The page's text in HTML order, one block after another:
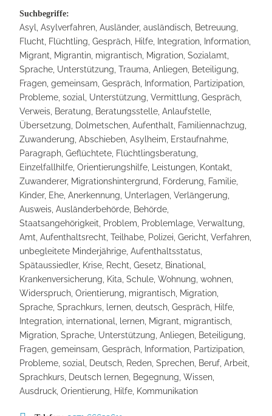
Suchbegriffe:
Asyl, Asylverfahren, Ausländer, ausländisch, Betreuung,
Flucht, Flüchtling, Gespräch, Hilfe, Integration, Information,
Migrant, Migrantin, migrantisch, Migration, Sozialamt,
Sprache, Unterstützung, Trauma, Anliegen, Beteiligung,
Fragen, gemeinsam, Gespräch, Information, Partizipation,
Probleme, sozial, Unterstützung, Vermittlung, Gespräch,
Verweis, Beratung, Beratungsstelle, Anlaufstelle,
Übersetzung, Dolmetschen, Aufenthalt, Familiennachzug,
Zuwanderung, Abschieben, Asylheim, Erstaufnahme,
Paragraph, Geflüchtete, Flüchtlingsberatung,
Einzelfallhilfe, Orientierungshilfe, Leistungen, Kontakt,
Zuwanderer, Migrationshintergrund, Förderung, Familie,
Kinder, Ehe, Anerkennung, Unterlagen, Verlängerung,
Ausweis, Ausländerbehörde, Behörde,
Staatsangehörigkeit, Problem, Problemlage, Verwaltung,
Amt, Aufenthaltsrecht, Teilhabe, Polizei, Gericht, Verfahren,
unbegleitete Minderjährige, Aufenthaltsstatus,
Spätaussiedler, Krise, Recht, Gesetz, Binational,
Krankenversicherung, Kita, Schule, Wohnung, wohnen,
Widerspruch, Orientierung, migrantisch, Migration,
Sprache, Sprachkurs, lernen, deutsch, Gespräch, Hilfe,
Integration, international, lernen, Migrant, migrantisch,
Migration, Sprache, Unterstützung, Anliegen, Beteiligung,
Fragen, gemeinsam, Gespräch, Information, Partizipation,
Probleme, sozial, Deutsch, Reden, Sprechen, Beruf, Arbeit,
Sprachkurs, Deutsch lernen, Begegnung, Wissen,
Ausdruck, Orientierung, Hilfe, Kommunikation